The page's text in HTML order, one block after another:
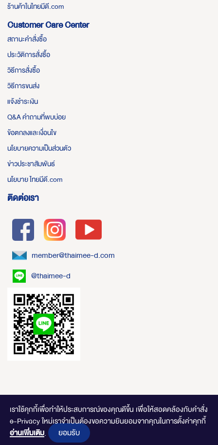
เราใช้คุกกี้เพื่อทำให้ประสบการณ์ของคุณดีขึ้น เพื่อให้สอดคล้องกับคำสั่ง
e-Privacy ใหม่เราจำเป็นต้องขอความยินยอมจากคุณในการตั้งค่าคุกกี้
อ่านเพิ่มเติม. ยอมรับ
ร้านค้าในไทยมีดี.com
Customer Care Center
สถานะคำสั่งซื้อ
ประวัติการสั่งซื้อ
วิธีการสั่งซื้อ
วิธีการขนส่ง
แจ้งชำระเงิน
Q&A คำถามที่พบบ่อย
ข้อตกลงและเงื่อนไข
นโยบายความเป็นส่วนตัว
ข่าวประชาสัมพันธ์
นโยบาย ไทยมีดี.com
ติดต่อเรา
member@thaimee-d.com
@thaimee-d
ไทยมีดี.com © 2020 Online Store. All Rights Reserved. DESIGNED BYCLICK